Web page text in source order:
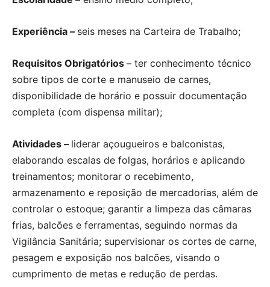
Experiência – seis meses na Carteira de Trabalho;
Requisitos Obrigatórios – ter conhecimento técnico
sobre tipos de corte e manuseio de carnes,
disponibilidade de horário e possuir documentação
completa (com dispensa militar);
Atividades – liderar açougueiros e balconistas,
elaborando escalas de folgas, horários e aplicando
treinamentos; monitorar o recebimento,
armazenamento e reposição de mercadorias, além de
controlar o estoque; garantir a limpeza das câmaras
frias, balcões e ferramentas, seguindo normas da
Vigilância Sanitária; supervisionar os cortes de carne,
pesagem e exposição nos balcões, visando o
cumprimento de metas e redução de perdas.